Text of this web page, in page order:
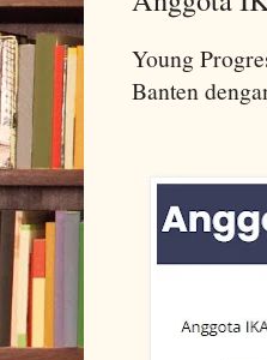
Young
Banten